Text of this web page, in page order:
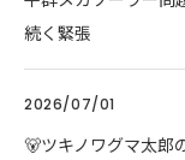
続く緊張
2026/07/01
🐻ツキノワグマ太郎